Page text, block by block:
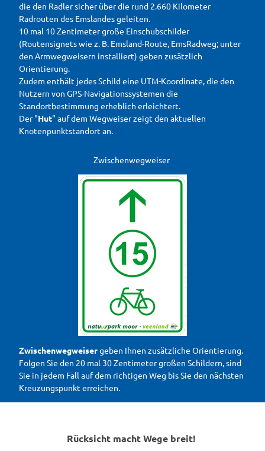
die den Radler sicher über die rund 2.660 Kilometer
Radrouten des Emslandes geleiten.
10 mal 10 Zentimeter große Einschubschilder
(Routensignets wie z. B. Emsland-Route, EmsRadweg; unter
den Armwegweisern installiert) geben zusätzlich
Orientierung.
Zudem enthält jedes Schild eine UTM-Koordinate, die den
Nutzern von GPS-Navigationssystemen die
Standortbestimmung erheblich erleichtert.
Der "Hut" auf dem Wegweiser zeigt den aktuellen
Knotenpunktstandort an.
Zwischenwegweiser
Zwischenwegweisergeben Ihnen zusätzliche Orientierung.
Folgen Sie den 20 mal 30 Zentimeter großen Schildern, sind
Sie in jedem Fall auf dem richtigen Weg bis Sie den nächsten
Kreuzungspunkt erreichen.
Rücksicht macht Wege breit!